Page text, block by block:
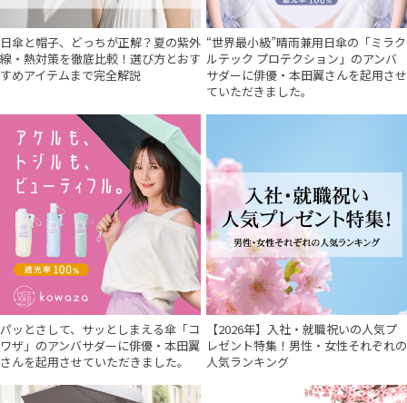
日傘と帽子、どっちが正解？夏の紫外
線・熱対策を徹底比較！選び方とおす
すめアイテムまで完全解説
“世界最小級”晴雨兼用日傘の「ミラク
ルテック プロテクション」のアンバ
サダーに俳優・本田翼さんを起用させ
ていただきました。
パッとさして、サッとしまえる傘「コ
ワザ」のアンバサダーに俳優・本田翼
さんを起用させていただきました。
【2026年】入社・就職祝いの人気プ
レゼント特集！男性・女性それぞれの
人気ランキング